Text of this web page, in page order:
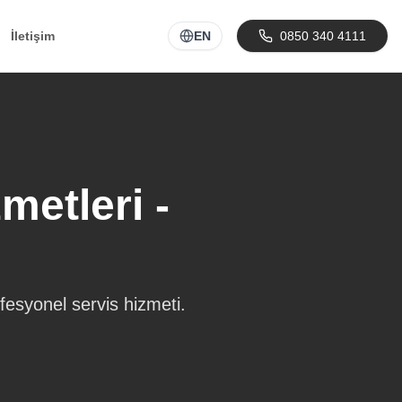
İletişim EN 0850 340 4111
-
servis hizmeti.